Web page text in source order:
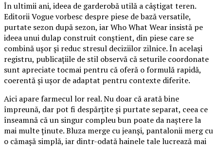
În ultimii ani, ideea de garderobă utilă a câștigat teren.
Editorii Vogue vorbesc despre piese de bază versatile,
purtate sezon după sezon, iar Who What Wear insistă pe
ideea unui dulap construit conștient, din piese care se
combină ușor și reduc stresul deciziilor zilnice. În același
registru, publicațiile de stil observă că seturile coordonate
sunt apreciate tocmai pentru că oferă o formulă rapidă,
coerentă și ușor de adaptat pentru contexte diferite.
Aici apare farmecul lor real. Nu doar că arată bine
împreună, dar pot fi despărțite și purtate separat, ceea ce
înseamnă că un singur compleu bun poate da naștere la
mai multe ținute. Bluza merge cu jeanși, pantalonii merg cu
o cămașă simplă, iar dintr-odată hainele tale lucrează mai